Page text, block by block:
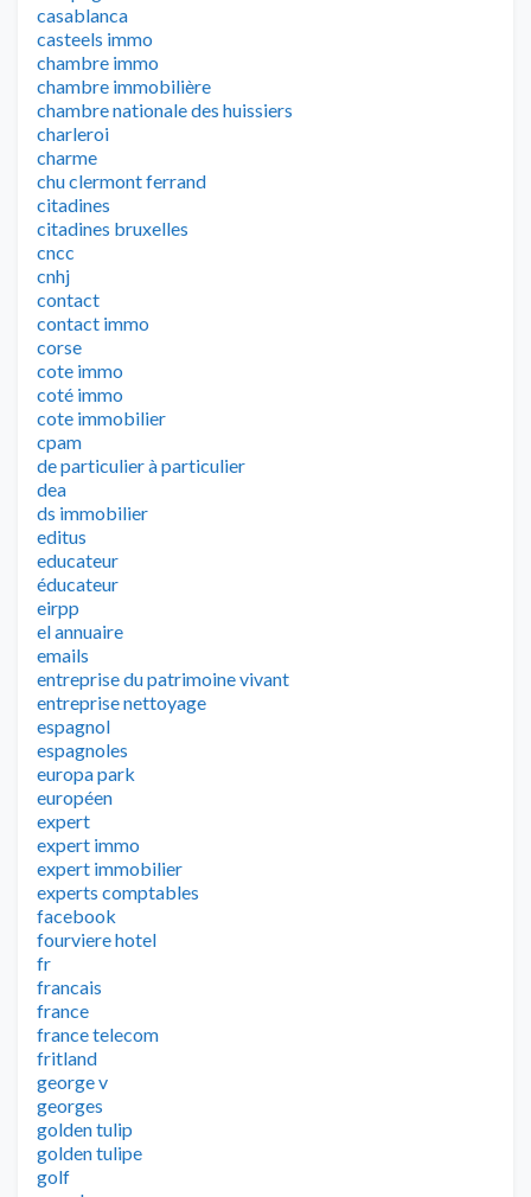
casablanca
casteels immo
chambre immo
chambre immobilière
chambre nationale des huissiers
charleroi
charme
chu clermont ferrand
citadines
citadines bruxelles
cncc
cnhj
contact
contact immo
corse
cote immo
coté immo
cote immobilier
cpam
de particulier à particulier
dea
ds immobilier
editus
educateur
éducateur
eirpp
el annuaire
emails
entreprise du patrimoine vivant
entreprise nettoyage
espagnol
espagnoles
europa park
européen
expert
expert immo
expert immobilier
experts comptables
facebook
fourviere hotel
fr
francais
france
france telecom
fritland
george v
georges
golden tulip
golden tulipe
golf